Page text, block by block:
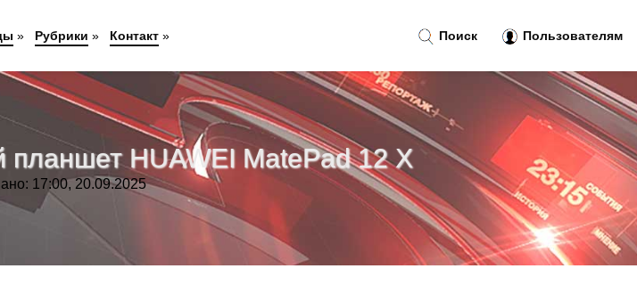
HUAWEI MatePad 12 X
17:00, 20.09.2025
Поиск Пользователям
» Рубрики » Контакт»